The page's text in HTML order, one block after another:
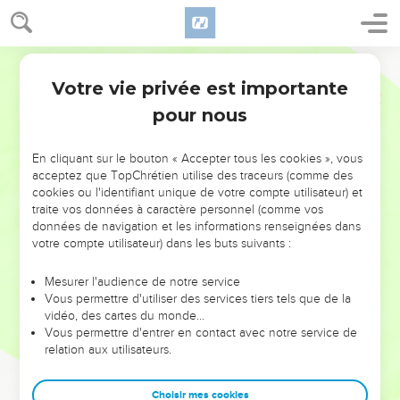
NE MANQUEZ PAS L’ÉVÉNEMENT
DE L’ANNÉE !
ET SI LEURS ERREURS POUVAIENT VOUS ÉVITER LES
VOTRES ?
leur foi ou leur vision. Mais on voit moins les doutes, les erreurs
et les saisons difficiles qu'ils ont traversés, alors même que ce
sont elles qui les ont façonnés.
Dans cette conférence, leaders, entrepreneurs, et responsables
clés pour avancer avec plus de sagesse afin que leurs erreurs
Votre vie privée est importante
pour nous
En cliquant sur le bouton « Accepter tous les cookies », vous
acceptez que TopChrétien utilise des traceurs (comme des
cookies ou l'identifiant unique de votre compte utilisateur) et
traite vos données à caractère personnel (comme vos
données de navigation et les informations renseignées dans
votre compte utilisateur) dans les buts suivants :
Mesurer l'audience de notre service
Vous permettre d'utiliser des services tiers tels que de la
vidéo, des cartes du monde…
Vous permettre d'entrer en contact avec notre service de
relation aux utilisateurs.
Choisir mes cookies